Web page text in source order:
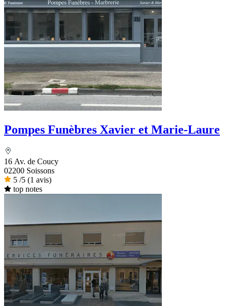
Pompes Funèbres Xavier et Marie-Laure
16 Av. de Coucy
02200 Soissons
5 /5 (1 avis)
top notes